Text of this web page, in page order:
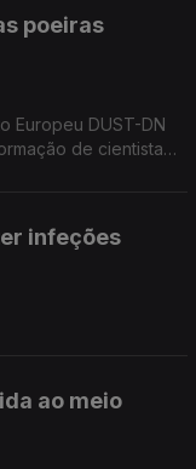
poeiras
Europeu DUST-DN
de cientistas
infeções
ao meio